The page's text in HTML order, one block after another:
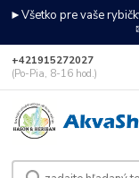
►Všetko pre vaše
+421915272027
(Po-Pia, 8-16 hod.)